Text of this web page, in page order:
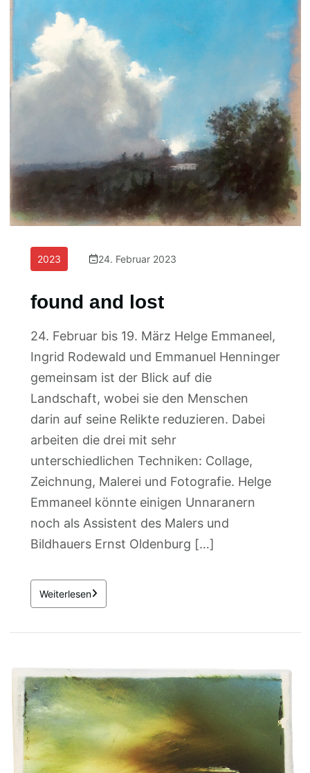
2023 24. Februar 2023
found and lost
24. Februar bis 19. März Helge Emmaneel,
Ingrid Rodewald und Emmanuel Henninger
gemeinsam ist der Blick auf die
Landschaft, wobei sie den Menschen
darin auf seine Relikte reduzieren. Dabei
arbeiten die drei mit sehr
unterschiedlichen Techniken: Collage,
Zeichnung, Malerei und Fotografie. Helge
Emmaneel könnte einigen Unnaranern
noch als Assistent des Malers und
Bildhauers Ernst Oldenburg […]
Weiterlesen